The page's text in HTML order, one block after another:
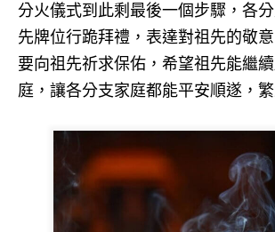
分火儀式到此剩最後一個步驟，各
先牌位行跪拜禮，表達對祖先的敬
要向祖先祈求保佑，希望祖先能繼
庭，讓各分支家庭都能平安順遂，繁